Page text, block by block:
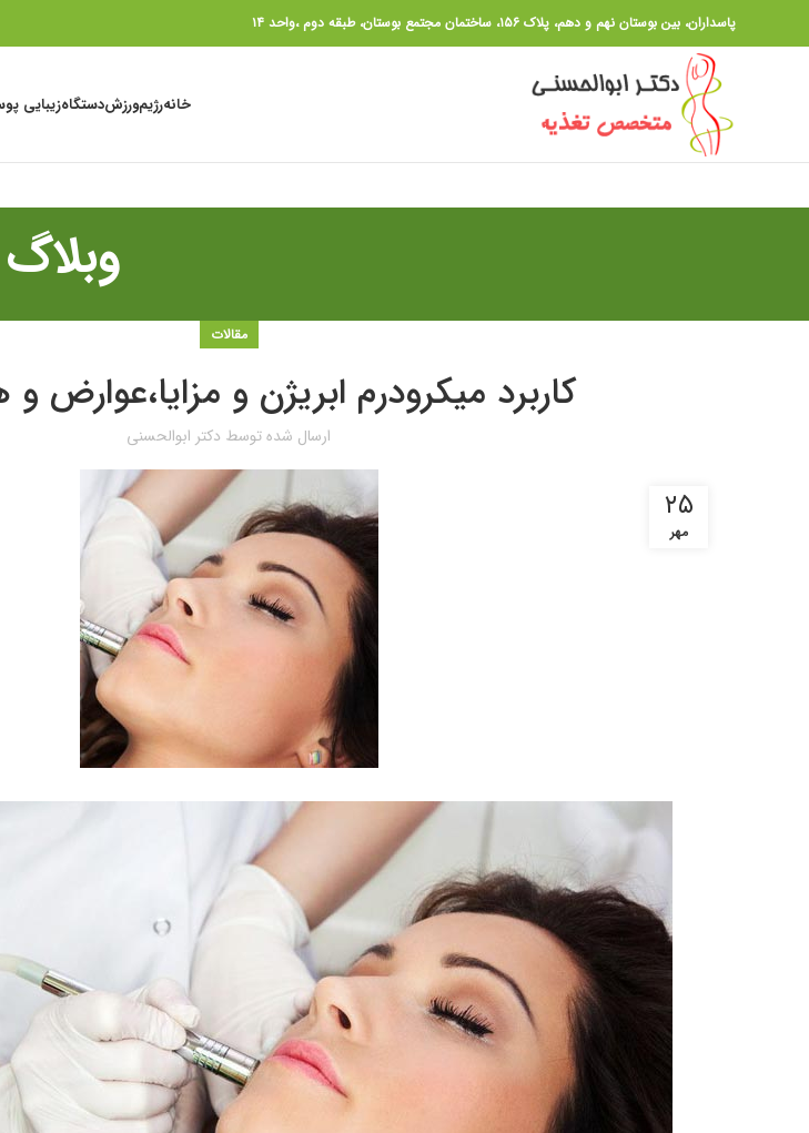
پاسداران، بین بوستان نهم و دهم، پلاک ۱۵۶، ساختمان مجتمع بوستان، طبقه دوم ،واحد ۱۴
خانهرژیمورزشدستگاهزیبایی
وبلاگ
مقالات
کاربرد میکرودرم ابریژن و مزایا،عوارض
ارسال شده توسط دکتر ابوالحسنی
۲۵
مهر